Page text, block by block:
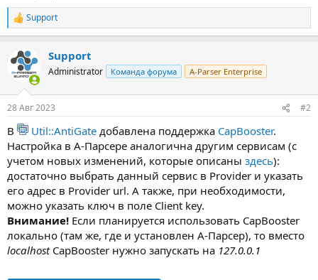
Р
е
к
ц
и
Support
Support
Administrator Команда форума A-Parser Enterprise
28 Авг 2023 #2
В Util::AntiGate добавлена поддержка CapBooster.
Настройка в А-Парсере аналогична другим сервисам (с
учетом новых изменений, которые описаны здесь):
достаточно выбрать данный сервис в Provider и указать
его адрес в Provider url. А также, при необходимости,
можно указать ключ в поле Client key.
Внимание! Если планируется использовать CapBooster
локально (там же, где и установлен А-Парсер), то вместо
localhostCapBooster нужно запускать на 127.0.0.1